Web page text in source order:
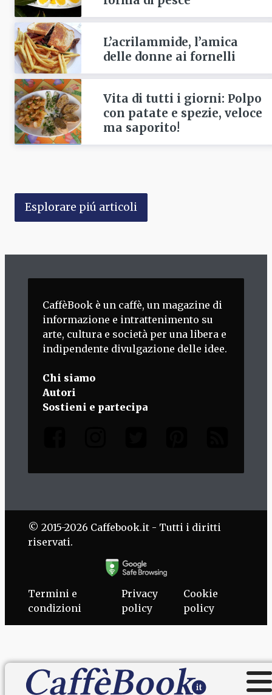
L’acrilammide, l’amica
delle donne ai fornelli
Vita di tutti i giorni: Polpo
con patate e spezie, veloce
ma saporito!
Esplorare piú articoli
CaffèBook è un caffè, un magazine di
informazione e intrattenimento su
arte, cultura e società per una libera e
indipendente divulgazione delle idee.
Chi siamo
Autori
Sostieni e partecipa
© 2015-2026 Caffebook.it - Tutti i diritti
riservati.
Termini e
condizioni
Privacy
policy
Cookie
policy